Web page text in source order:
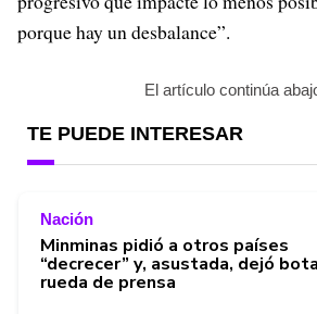
porque hay un desbalance”.
El artículo continúa
TE PUEDE INTERESAR
Nación
Minminas pidió a otros países
“decrecer” y, asustada, dejó
rueda de prensa